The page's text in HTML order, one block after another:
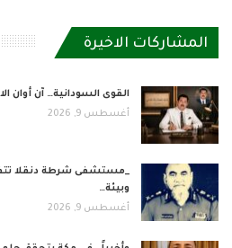
المشاركات الاخيرة
القوى السودانية… آن أوان
أغسطس 9, 2026
_مستشفى شرطة دنقلا
وبيئة…
أغسطس 9, 2026